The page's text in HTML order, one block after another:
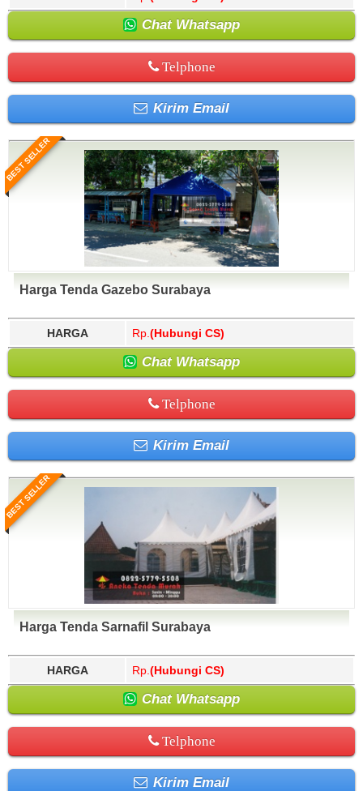
Chat Whatsapp
Telphone
Kirim Email
BEST SELLER
Harga Tenda Gazebo Surabaya
HARGA Rp. (Hubungi CS)
Chat Whatsapp
Telphone
Kirim Email
BEST SELLER
Harga Tenda Sarnafil Surabaya
HARGA Rp. (Hubungi CS)
Chat Whatsapp
Telphone
Kirim Email